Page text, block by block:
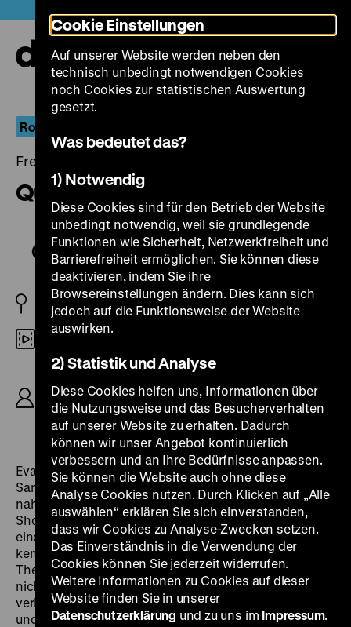
zum
Seiteninhalt
springen
Robert Siodmak
Freitag, 04. April 2014, 21.00 - 00.00 Uhr
Quick
Quick
D 1932
R: Robert Siodmak, B: Hans Müller, K: Günther
Rittau, Otto Baecker, M: Werner Richard
Heymann, D: Lilian Harvey, Hans Albers, Willy
Stettner, Albert von Kersten, 95'
Eva Prätorius (Lilian Harvey) ist zur Kur in einem
Sanatorium. Die Abende verbringt sie im Varieté in der
nahe gelegenen Stadt. Dort himmelt sie den Star der
Show an: Quick, den König der Clowns (Hans Albers in
einer für ihn ungewöhnlichen Rolle). Eva lernt Quick
kennen, doch sie erkennt ihren Schwarm, der sich als
Theaterleiter ausgibt, ohne Make-up und Kostüm
nicht… „Lilian Harvey ist wieder reizend. Ein kleiner,
verhuschter, blonder Springteufel mit tausend Listen
und schrecklich verliebt und zappelig und lieblich.
Cookie Einstellungen
Auf unserer Website werden neben den
technisch unbedingt notwendigen Cookies
noch Cookies zur statistischen Auswertung
gesetzt.
Was bedeutet das?
1) Notwendig
Diese Cookies sind für den Betrieb der Website
unbedingt notwendig, weil sie grundlegende
Funktionen wie Sicherheit, Netzwerkfreiheit und
Barrierefreiheit ermöglichen. Sie können diese
deaktivieren, indem Sie ihre
Browsereinstellungen ändern. Dies kann sich
jedoch auf die Funktionsweise der Website
auswirken.
2) Statistik und Analyse
Diese Cookies helfen uns, Informationen über
die Nutzungsweise und das Besucherverhalten
auf unserer Website zu erhalten. Dadurch
können wir unser Angebot kontinuierlich
verbessern und an Ihre Bedürfnisse anpassen.
Sie können die Website auch ohne diese
Analyse Cookies nutzen. Durch Klicken auf „Alle
auswählen“ erklären Sie sich einverstanden,
dass wir Cookies zu Analyse-Zwecken setzen.
Das Einverständnis in die Verwendung der
Cookies können Sie jederzeit widerrufen.
Weitere Informationen zu Cookies auf dieser
Website finden Sie in unserer
Datenschutzerklärung und zu uns im Impressum.